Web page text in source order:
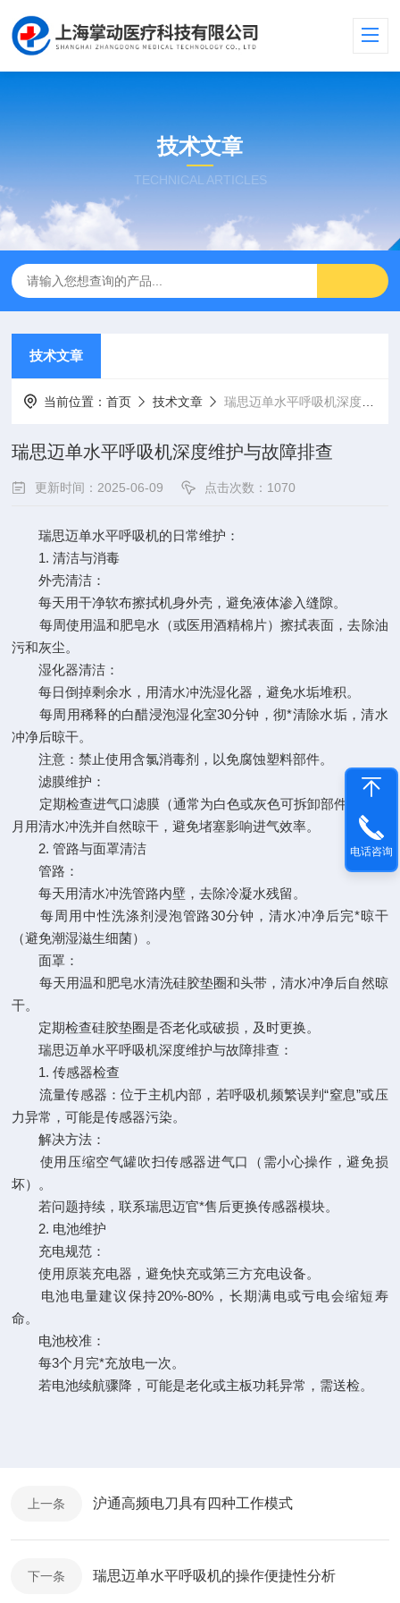
技术文章
TECHNICAL ARTICLES
技术文章
当前位置：首页 技术文章 瑞思迈单水平呼吸机深度维护与故障排查
瑞思迈单水平呼吸机深度维护与故障排查
更新时间：2025-06-09 点击次数：1070
瑞思迈单水平呼吸机的日常维护：
1. 清洁与消毒
外壳清洁：
每天用干净软布擦拭机身外壳，避免液体渗入缝隙。
每周使用温和肥皂水（或医用酒精棉片）擦拭表面，去除油
污和灰尘。
湿化器清洁：
每日倒掉剩余水，用清水冲洗湿化器，避免水垢堆积。
每周用稀释的白醋浸泡湿化室30分钟，彻*清除水垢，清水
冲净后晾干。
注意：禁止使用含氯消毒剂，以免腐蚀塑料部件。
滤膜维护：
定期检查进气口滤膜（通常为白色或灰色可拆卸部件），每
月用清水冲洗并自然晾干，避免堵塞影响进气效率。
2. 管路与面罩清洁
管路：
每天用清水冲洗管路内壁，去除冷凝水残留。
每周用中性洗涤剂浸泡管路30分钟，清水冲净后完*晾干
（避免潮湿滋生细菌）。
面罩：
每天用温和肥皂水清洗硅胶垫圈和头带，清水冲净后自然晾
干。
定期检查硅胶垫圈是否老化或破损，及时更换。
瑞思迈单水平呼吸机深度维护与故障排查：
1. 传感器检查
流量传感器：位于主机内部，若呼吸机频繁误判“窒息”或压
力异常，可能是传感器污染。
解决方法：
使用压缩空气罐吹扫传感器进气口（需小心操作，避免损
坏）。
若问题持续，联系瑞思迈官*售后更换传感器模块。
2. 电池维护
充电规范：
使用原装充电器，避免快充或第三方充电设备。
电池电量建议保持20%-80%，长期满电或亏电会缩短寿
命。
电池校准：
每3个月完*充放电一次。
若电池续航骤降，可能是老化或主板功耗异常，需送检。
上一条 沪通高频电刀具有四种工作模式
下一条 瑞思迈单水平呼吸机的操作便捷性分析
电话咨询